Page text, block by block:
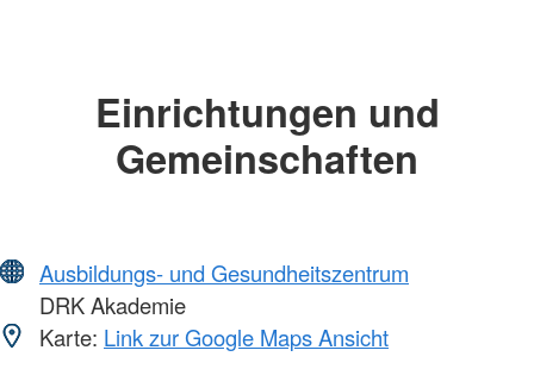
Einrichtungen und
Gemeinschaften
Ausbildungs- und Gesundheitszentrum
DRK Akademie
Karte: Link zur Google Maps Ansicht